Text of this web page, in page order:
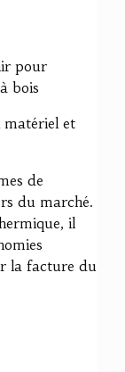
pour
bois
matériel et
de
du marché.
il
la facture du